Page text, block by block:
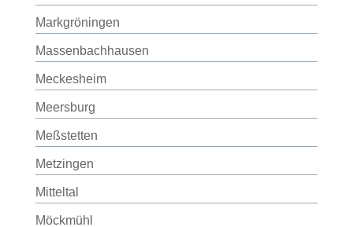
Markgröningen
Massenbachhausen
Meckesheim
Meersburg
Meßstetten
Metzingen
Mitteltal
Möckmühl